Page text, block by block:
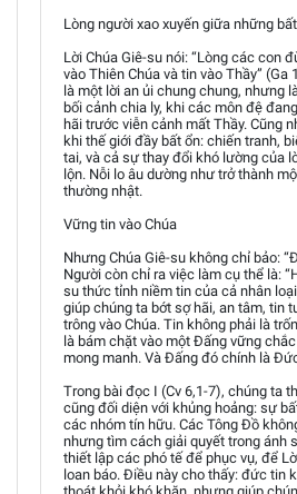
Lòng người xao xuyến giữa những
Lời Chúa Giê-su nói: “Lòng các con
vào Thiên Chúa và tin vào Thầy”
là một lời an ủi chung chung, nhưng
bối cảnh chia ly, khi các môn đệ
hãi trước viễn cảnh mất Thầy. Cũng
khi thế giới đầy bất ổn: chiến tranh,
tai, và cả sự thay đổi khó lường của
lộn. Nỗi lo âu dường như trở thành
thường nhật.
Vững tin vào Chúa
Nhưng Chúa Giê-su không chỉ bảo:
Người còn chỉ ra việc làm cụ thể là:
su thức tỉnh niềm tin của cả nhân
giúp chúng ta bớt sợ hãi, an tâm, tin
trông vào Chúa. Tin không phải là
là bám chặt vào một Đấng vững
mong manh. Và Đấng đó chính là
Trong bài đọc I (Cv 6,1-7), chúng ta
cũng đối diện với khủng hoảng: sự
các nhóm tín hữu. Các Tông Đồ
nhưng tìm cách giải quyết trong ánh
thiết lập các phó tế để phục vụ, để
loan báo. Điều này cho thấy: đức tin